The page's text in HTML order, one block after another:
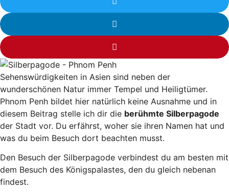
Sehenswürdigkeiten in Asien sind neben der
wunderschönen Natur immer Tempel und Heiligtümer.
Phnom Penh bildet hier natürlich keine Ausnahme und in
diesem Beitrag stelle ich dir die berühmte Silberpagode
der Stadt vor. Du erfährst, woher sie ihren Namen hat und
was du beim Besuch dort beachten musst.
Den Besuch der Silberpagode verbindest du am besten mit
dem Besuch des Königspalastes, den du gleich nebenan
findest.